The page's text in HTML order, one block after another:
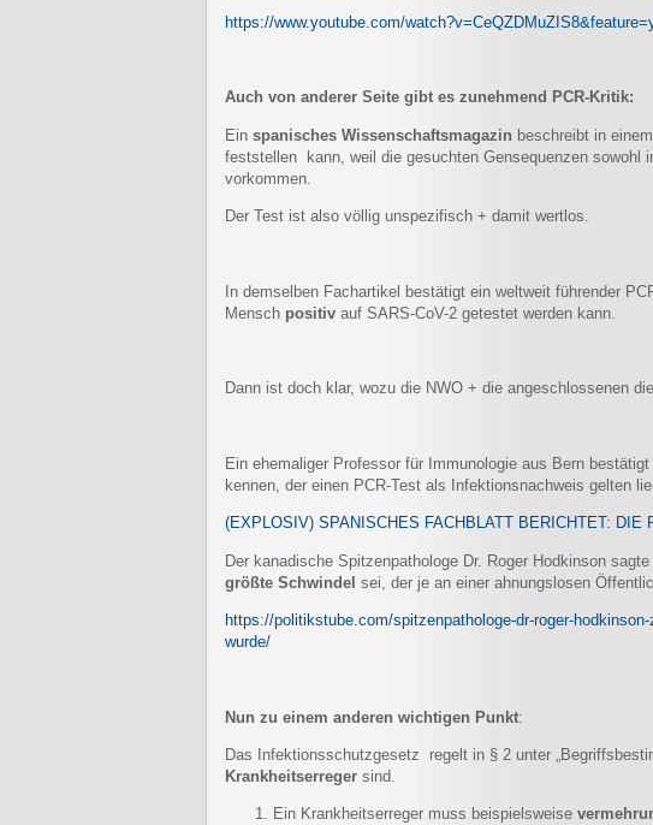
https://www.youtube.com/
Auch von anderer Seite gibt es zunehmend PCR-Kritik:
Ein spanisches Wissenschaftsmagazin beschreibt in
feststellen kann, weil die gesuchten Gensequenzen sowohl
vorkommen.
Der Test ist also völlig unspezifisch + damit wertlos.
In demselben Fachartikel bestätigt ein weltweit führender
Mensch positiv auf SARS-CoV-2 getestet werden kann.
Dann ist doch klar, wozu die NWO + die angeschlossenen
Ein ehemaliger Professor für Immunologie aus Bern
kennen, der einen PCR-Test als Infektionsnachweis gelten
(EXPLOSIV) SPANISCHES FACHBLATT BERICHTET:
Der kanadische Spitzenpathologe Dr. Roger Hodkinson
größte Schwindel sei, der je an einer ahnungslosen
https://politikstube.com/spitzenpathologe-dr-roger-
wurde/
Nun zu einem anderen wichtigen Punkt:
Das Infektionsschutzgesetz regelt in § 2 unter
Krankheitserreger sind.
Ein Krankheitserreger muss beispielsweise